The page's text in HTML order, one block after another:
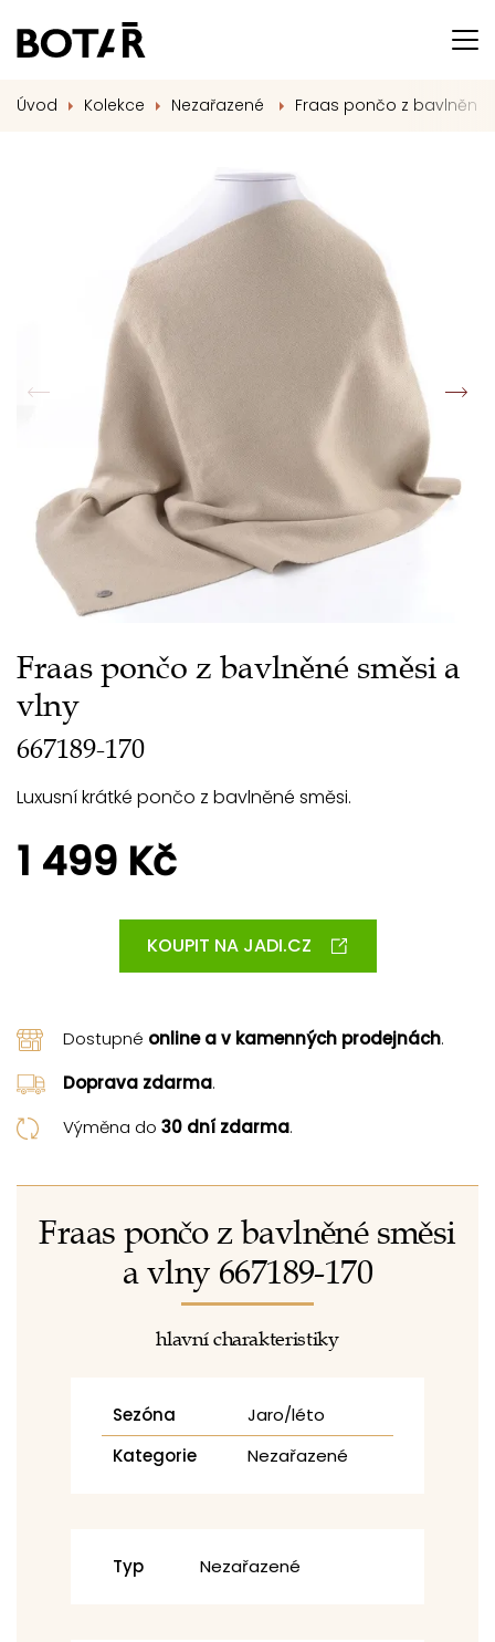
Úvod Kolekce Nezařazené Fraas pončo z bavlněné
Fraas pončo z bavlněné směsi a
vlny
667189-170
Luxusní krátké pončo z bavlněné směsi.
1 499 Kč
KOUPIT NA JADI.CZ
Dostupné online a v kamenných prodejnách.
Doprava zdarma.
Výměna do 30 dní zdarma.
Fraas pončo z bavlněné směsi
a vlny 667189-170
hlavní charakteristiky
Sezóna
Jaro/léto
Kategorie
Nezařazené
Typ Nezařazené